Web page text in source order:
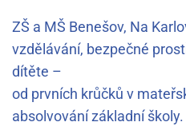
ZŠ a MŠ Benešov, Na
vzdělávání, bezpečné
dítěte –
od prvních krůčků v
absolvování základní školy.